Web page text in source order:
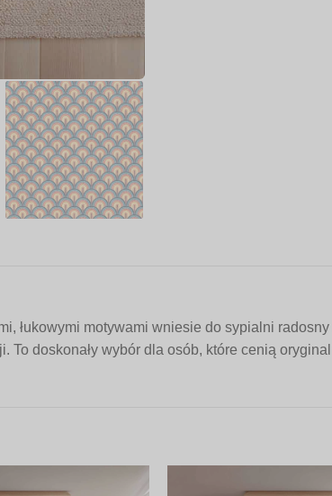
łukowymi motywami wniesie do sypialni
To doskonały wybór dla osób, które cenią